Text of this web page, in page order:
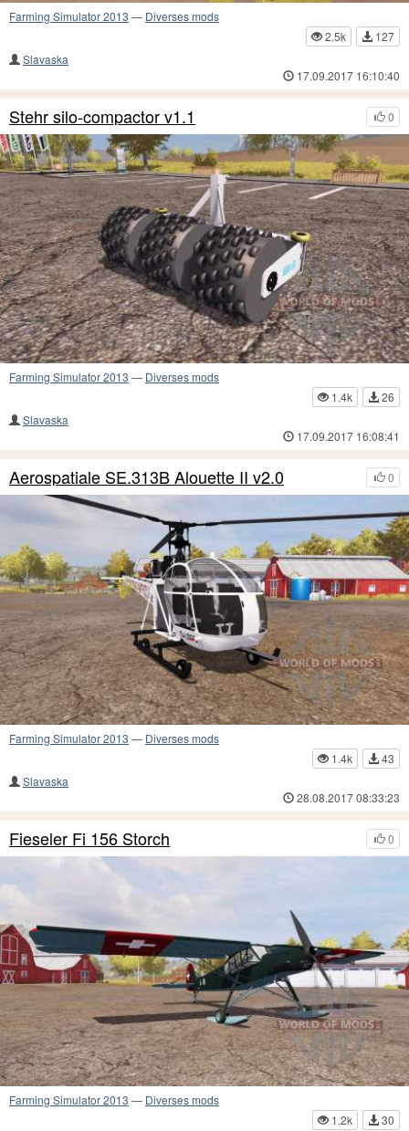
Farming Simulator 2013 — Diverses mods
2.5k
127
Slavaska
17.09.2017 16:10:40
0
Stehr silo-compactor v1.1
Farming Simulator 2013 — Diverses mods
1.4k
26
Slavaska
17.09.2017 16:08:41
0
Aerospatiale SE.313B Alouette II v2.0
Farming Simulator 2013 — Diverses mods
1.4k
43
Slavaska
28.08.2017 08:33:23
0
Fieseler Fi 156 Storch
Farming Simulator 2013 — Diverses mods
1.2k
30